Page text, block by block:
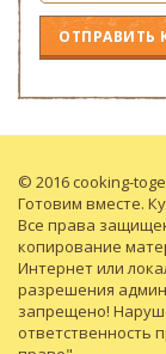
© 2016 cooking-
Готовим вместе.
Все права
копирование
Интернет или
разрешения
запрещено!
ответственность